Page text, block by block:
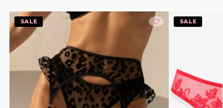
-20% -20%